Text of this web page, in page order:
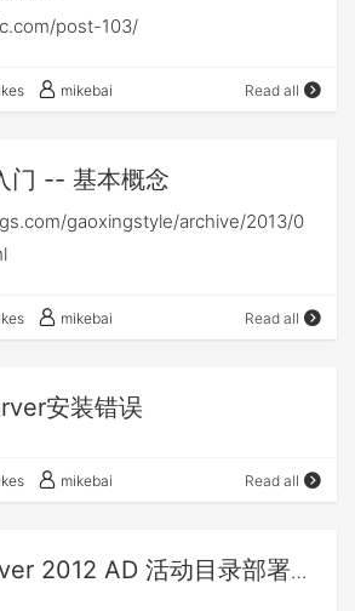
post-103/
mikebai Read all
门 -- 基本概念
gaoxingstyle/archive/2013/0
mikebai Read all
安装错误
mikebai Read all
2012 AD 活动目录部署